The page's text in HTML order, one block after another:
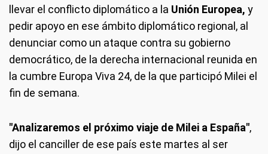
llevar el conflicto diplomático a la Unión Europea, y
pedir apoyo en ese ámbito diplomático regional, al
denunciar como un ataque contra su gobierno
democrático, de la derecha internacional reunida en
la cumbre Europa Viva 24, de la que participó Milei el
fin de semana.
"Analizaremos el próximo viaje de Milei a España",
dijo el canciller de ese país este martes al ser